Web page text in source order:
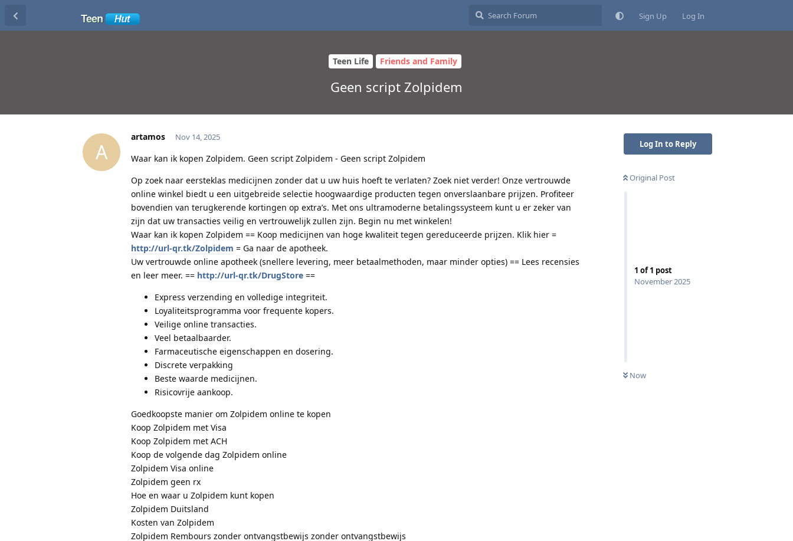
Sign Up Log In
Teen Life Friends and Family
Geen script Zolpidem
Log In to Reply
Original Post
1 of1 post
November 2025
Now
A
artamos Nov 14, 2025
Waar kan ik kopen Zolpidem. Geen script Zolpidem - Geen script Zolpidem
Op zoek naar eersteklas medicijnen zonder dat u uw huis hoeft te verlaten? Zoek niet verder! Onze vertrouwde
online winkel biedt u een uitgebreide selectie hoogwaardige producten tegen onverslaanbare prijzen. Profiteer
bovendien van terugkerende kortingen op extra’s. Met ons ultramoderne betalingssysteem kunt u er zeker van
zijn dat uw transacties veilig en vertrouwelijk zullen zijn. Begin nu met winkelen!
Waar kan ik kopen Zolpidem == Koop medicijnen van hoge kwaliteit tegen gereduceerde prijzen. Klik hier =
http://url-qr.tk/Zolpidem = Ga naar de apotheek.
Uw vertrouwde online apotheek (snellere levering, meer betaalmethoden, maar minder opties) == Lees recensies
en leer meer. == http://url-qr.tk/DrugStore ==
Express verzending en volledige integriteit.
Loyaliteitsprogramma voor frequente kopers.
Veilige online transacties.
Veel betaalbaarder.
Farmaceutische eigenschappen en dosering.
Discrete verpakking
Beste waarde medicijnen.
Risicovrije aankoop.
Goedkoopste manier om Zolpidem online te kopen
Koop Zolpidem met Visa
Koop Zolpidem met ACH
Koop de volgende dag Zolpidem online
Zolpidem Visa online
Zolpidem geen rx
Hoe en waar u Zolpidem kunt kopen
Zolpidem Duitsland
Kosten van Zolpidem
Zolpidem Rembours zonder ontvangstbewijs zonder ontvangstbewijs